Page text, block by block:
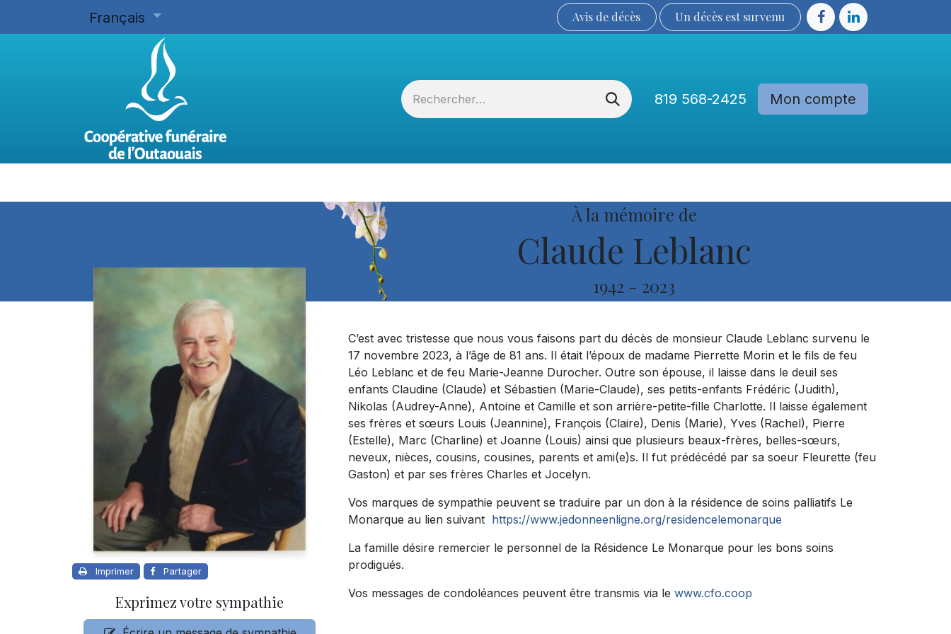
Français Avis de décès Un décès est sur​​​​​​​​ve​nu​​​​​​​​​​
819 568-2425 Mon compte
À la mémoire de
Claude Leblanc
1942 - 2023
Imprimer Partager
Exprimez votre sympathie
C’est avec tristesse que nous vous faisons part du décès de monsieur Claude Leblanc survenu le
17 novembre 2023, à l’âge de 81 ans. Il était l’époux de madame Pierrette Morin et le fils de feu
Léo Leblanc et de feu Marie-Jeanne Durocher. Outre son épouse, il laisse dans le deuil ses
enfants Claudine (Claude) et Sébastien (Marie-Claude), ses petits-enfants Frédéric (Judith),
Nikolas (Audrey-Anne), Antoine et Camille et son arrière-petite-fille Charlotte. Il laisse également
ses frères et sœurs Louis (Jeannine), François (Claire), Denis (Marie), Yves (Rachel), Pierre
(Estelle), Marc (Charline) et Joanne (Louis) ainsi que plusieurs beaux-frères, belles-sœurs,
neveux, nièces, cousins, cousines, parents et ami(e)s. Il fut prédécédé par sa soeur Fleurette (feu
Gaston) et par ses frères Charles et Jocelyn.
Vos marques de sympathie peuvent se traduire par un don à la résidence de soins palliatifs Le
Monarque au lien suivant https://www.jedonneenligne.org/residencelemonarque
La famille désire remercier le personnel de la Résidence Le Monarque pour les bons soins
prodigués.
Vos messages de condoléances peuvent être transmis via le www.cfo.coop